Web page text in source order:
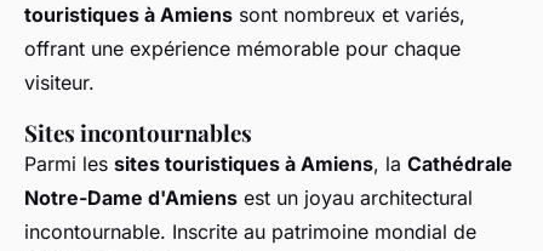
touristiques à Amiens sont nombreux et variés,
offrant une expérience mémorable pour chaque
visiteur.
Sites incontournables
Parmi les sites touristiques à Amiens, la Cathédrale
Notre-Dame d'Amiens est un joyau architectural
incontournable. Inscrite au patrimoine mondial de